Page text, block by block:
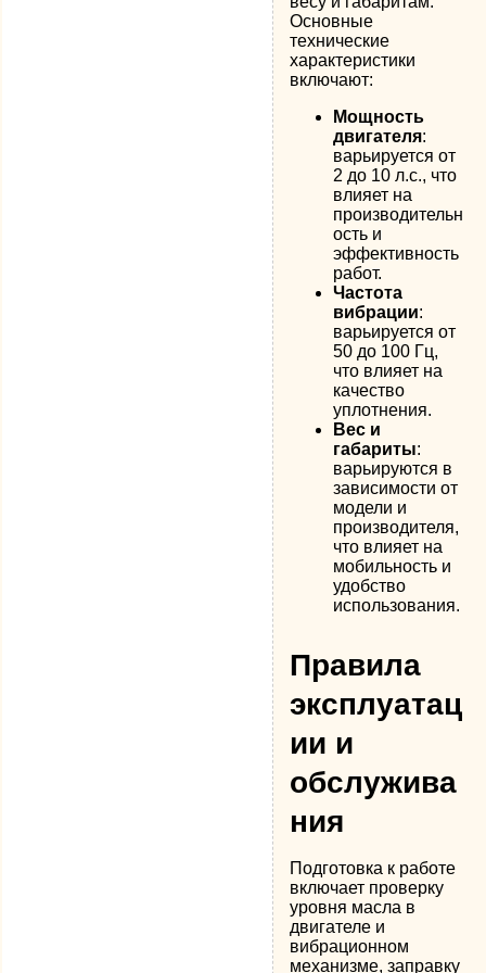
Основные
технические
характеристики
включают:
Мощность
двигателя:
варьируется от
2 до 10 л.с., что
влияет на
производительн
ость и
эффективность
работ.
Частота
вибрации:
варьируется от
50 до 100 Гц,
что влияет на
качество
уплотнения.
Вес и
габариты:
варьируются в
зависимости от
модели и
производителя,
что влияет на
мобильность и
удобство
использования.
Правила
эксплуатац
ии и
обслужива
ния
Подготовка к работе
включает проверку
уровня масла в
двигателе и
вибрационном
механизме, заправку